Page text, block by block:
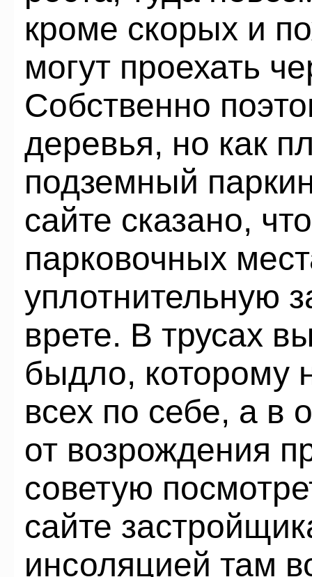
кроме скорых и
могут проехать
Собственно
деревья, но как
подземный
сайте сказано,
парковочных
уплотнительную
врете. В трусах
быдло, которому
всех по себе, а в
от возрождения
советую
сайте
инсоляцией там